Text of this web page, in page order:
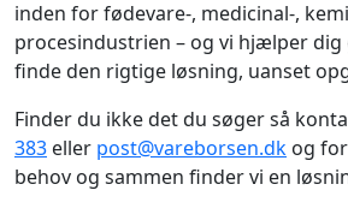
inden for fødevare-, medicinal-,
procesindustrien – og vi hjælper dig
finde den rigtige løsning, uanset
Finder du ikke det du søger så
383 eller post@vareborsen.dk og
behov og sammen finder vi en